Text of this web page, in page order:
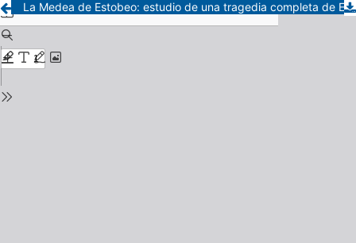
La Medea de Estobeo: estudio de una tragedia completa de Eurípides en Antología